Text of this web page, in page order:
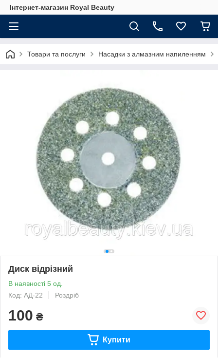
Інтернет-магазин Royal Beauty
Товари та послуги Насадки з алмазним напиленням
Диск відрізний
В наявності 5 од.
Код: АД-22
Роздріб
100 ₴
Купити